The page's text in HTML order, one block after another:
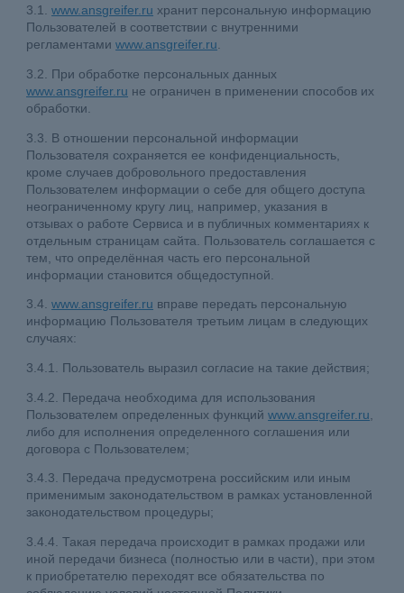
3.1.www.ansgreifer.ru хранит персональную информацию
Пользователей в соответствии с внутренними
регламентамиwww.ansgreifer.ru.
3.2. При обработке персональных данных
www.ansgreifer.ru не ограничен в применении способов их
обработки.
3.3. В отношении персональной информации
Пользователя сохраняется ее конфиденциальность,
кроме случаев добровольного предоставления
Пользователем информации о себе для общего доступа
неограниченному кругу лиц, например, указания в
отзывах о работе Сервиса и в публичных комментариях к
отдельным страницам сайта. Пользователь соглашается с
тем, что определённая часть его персональной
информации становится общедоступной.
3.4.www.ansgreifer.ru вправе передать персональную
информацию Пользователя третьим лицам в следующих
случаях:
3.4.1. Пользователь выразил согласие на такие действия;
3.4.2. Передача необходима для использования
Пользователем определенных функцийwww.ansgreifer.ru
либо для исполнения определенного соглашения или
договора с Пользователем;
3.4.3. Передача предусмотрена российским или иным
применимым законодательством в рамках установленной
законодательством процедуры;
3.4.4. Такая передача происходит в рамках продажи или
иной передачи бизнеса (полностью или в части), при этом
к приобретателю переходят все обязательства по